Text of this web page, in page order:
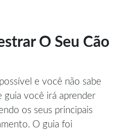
O Seu Cão
e você não sabe
guia você irá aprender
os seus principais
O guia foi